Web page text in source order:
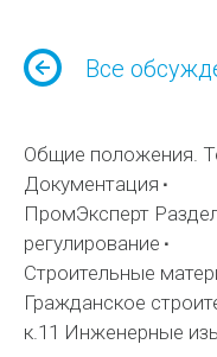
Все
Общие положения.
Документация
ПромЭксперт
регулирование
Строительные
Гражданское
к.11 Инженерные